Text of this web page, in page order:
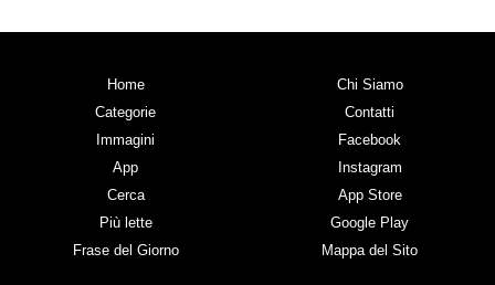
Home
Categorie
Immagini
App
Cerca
Più lette
Frase del Giorno
Chi Siamo
Contatti
Facebook
Instagram
App Store
Google Play
Mappa del Sito